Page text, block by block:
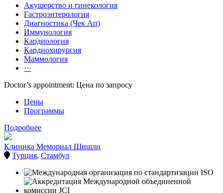
Акушерство и гинекология
Гастроэнтерология
Диагностика (Чек Ап)
Иммунология
Кардиология
Кардиохирургия
Маммология
···
Doctor’s appointment: Цена по запросу
Цены
Программы
Подробнее
Клиника Мемориал Шишли
Турция, Стамбул